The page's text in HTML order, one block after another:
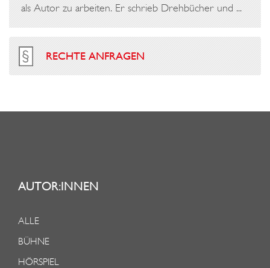
als Autor zu arbeiten. Er schrieb Drehbücher und ...
RECHTE ANFRAGEN
AUTOR:INNEN
ALLE
BÜHNE
HÖRSPIEL